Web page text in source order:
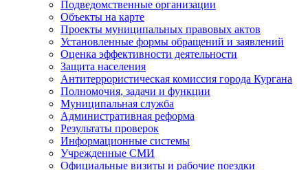
Подведомственные организации
Объекты на карте
Проекты муниципальных правовых актов
Установленные формы обращений и заявлений
Оценка эффективности деятельности
Защита населения
Антитеррористическая комиссия города Кургана
Полномочия, задачи и функции
Муниципальная служба
Административная реформа
Результаты проверок
Информационные системы
Учрежденные СМИ
Официальные визиты и рабочие поездки